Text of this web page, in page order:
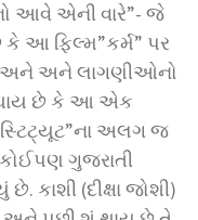
આવે એની વારે”- જે
ફિલ્મ”કર્મ” પર
અને અને લાગણીઓનો
થાય છે કે આ એક
અલગ જ
ગુજરાતી
કાશી (દીક્ષા જોશી)